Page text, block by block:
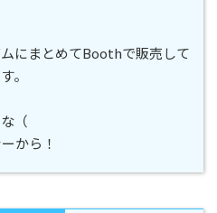
にまとめてBoothで販売して
。
（
から！